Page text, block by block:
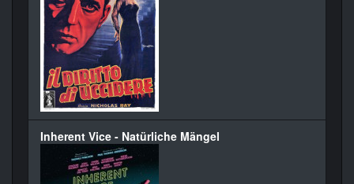
Inherent Vice - Natürliche Mängel